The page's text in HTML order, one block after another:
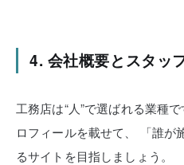
4. 会社概要とスタッ
工務店は“人”で選ばれる業種
ロフィールを載せて、
「誰が
るサイトを目指しましょう。